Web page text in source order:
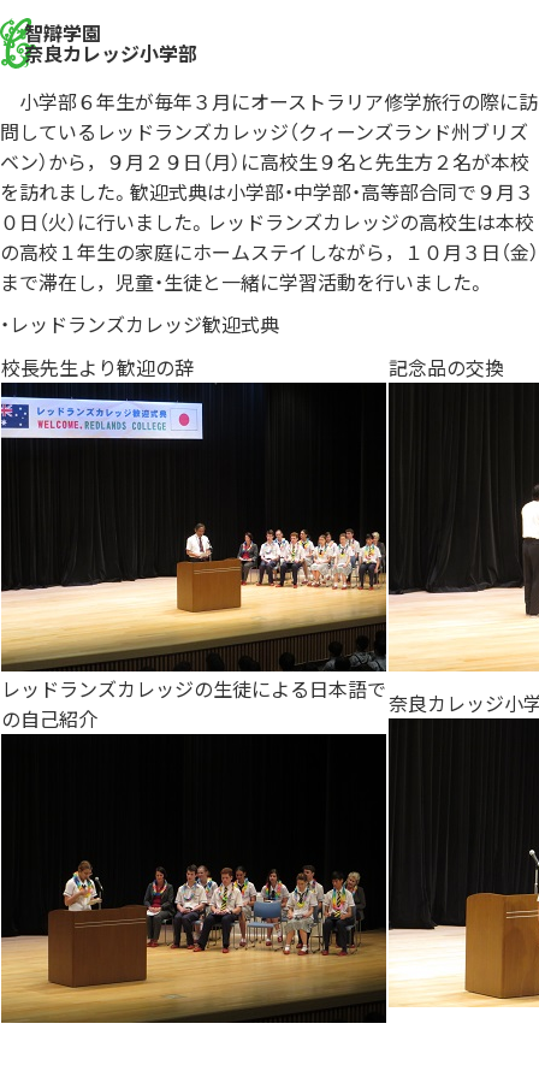
智辯学園
奈良カレッジ小学部
小学部６年生が毎年３月にオーストラリア修学旅行の際に訪
問しているレッドランズカレッジ（クィーンズランド州ブリズ
ベン）から，９月２９日（月）に高校生９名と先生方２名が本校
を訪れました。歓迎式典は小学部・中学部・高等部合同で９月３
０日（火）に行いました。レッドランズカレッジの高校生は本校
の高校１年生の家庭にホームステイしながら，１０月３日（金）
まで滞在し，児童・生徒と一緒に学習活動を行いました。
・レッドランズカレッジ歓迎式典
校長先生より歓迎の辞
記念品の交換
レッドランズカレッジの生徒による日本語で
の自己紹介
奈良カレッジ小